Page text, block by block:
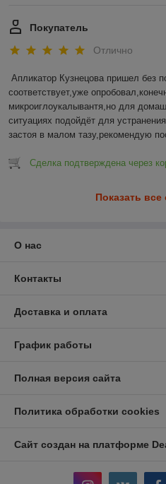
Покупатель
Отлично
Апликатор Кузнецова пришел без
соответствует,уже
микроиглоукалывантя,но для
ситуациях подойдёт для
застоя в малом тазу,рекомендую
Сделка подтверждена через
Показать
О нас
Контакты
Доставка и оплата
График работы
Полная версия сайта
Политика обработки cookies
Сайт создан на платформе